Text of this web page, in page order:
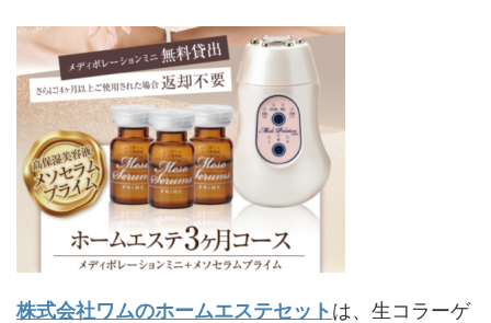
株式会社ワムのホームエステセットは、生コラーゲ